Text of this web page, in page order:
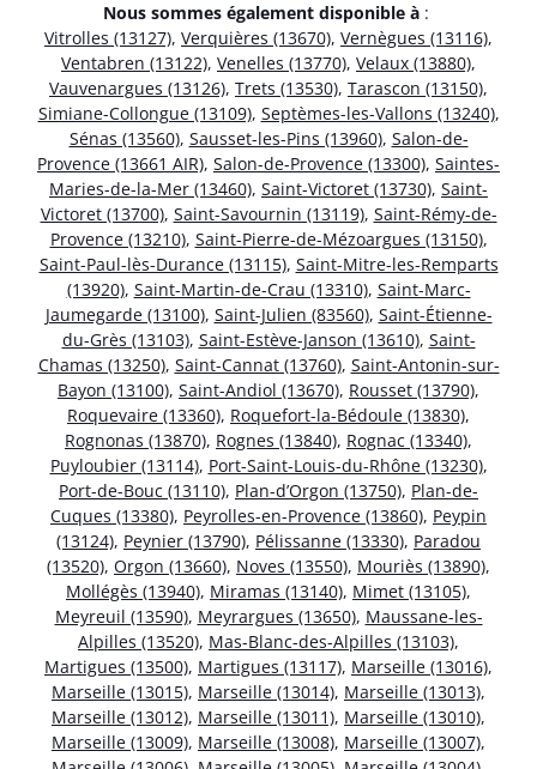
Nous sommes également disponible à :
Vitrolles (13127), Verquières (13670), Vernègues (13116),
Ventabren (13122), Venelles (13770), Velaux (13880),
Vauvenargues (13126), Trets (13530), Tarascon (13150),
Simiane-Collongue (13109), Septèmes-les-Vallons (13240),
Sénas (13560), Sausset-les-Pins (13960), Salon-de-
Provence (13661 AIR), Salon-de-Provence (13300), Saintes-
Maries-de-la-Mer (13460), Saint-Victoret (13730), Saint-
Victoret (13700), Saint-Savournin (13119), Saint-Rémy-de-
Provence (13210), Saint-Pierre-de-Mézoargues (13150),
Saint-Paul-lès-Durance (13115), Saint-Mitre-les-Remparts
(13920), Saint-Martin-de-Crau (13310), Saint-Marc-
Jaumegarde (13100), Saint-Julien (83560), Saint-Étienne-
du-Grès (13103), Saint-Estève-Janson (13610), Saint-
Chamas (13250), Saint-Cannat (13760), Saint-Antonin-sur-
Bayon (13100), Saint-Andiol (13670), Rousset (13790),
Roquevaire (13360), Roquefort-la-Bédoule (13830),
Rognonas (13870), Rognes (13840), Rognac (13340),
Puyloubier (13114), Port-Saint-Louis-du-Rhône (13230),
Port-de-Bouc (13110), Plan-d’Orgon (13750), Plan-de-
Cuques (13380), Peyrolles-en-Provence (13860), Peypin
(13124), Peynier (13790), Pélissanne (13330), Paradou
(13520), Orgon (13660), Noves (13550), Mouriès (13890),
Mollégès (13940), Miramas (13140), Mimet (13105),
Meyreuil (13590), Meyrargues (13650), Maussane-les-
Alpilles (13520), Mas-Blanc-des-Alpilles (13103),
Martigues (13500), Martigues (13117), Marseille (13016),
Marseille (13015), Marseille (13014), Marseille (13013),
Marseille (13012), Marseille (13011), Marseille (13010),
Marseille (13009), Marseille (13008), Marseille (13007),